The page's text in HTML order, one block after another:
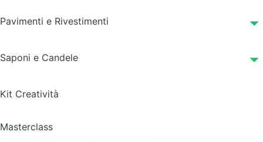
Pavimenti e Rivestimenti
Saponi e Candele
Kit Creatività
Masterclass